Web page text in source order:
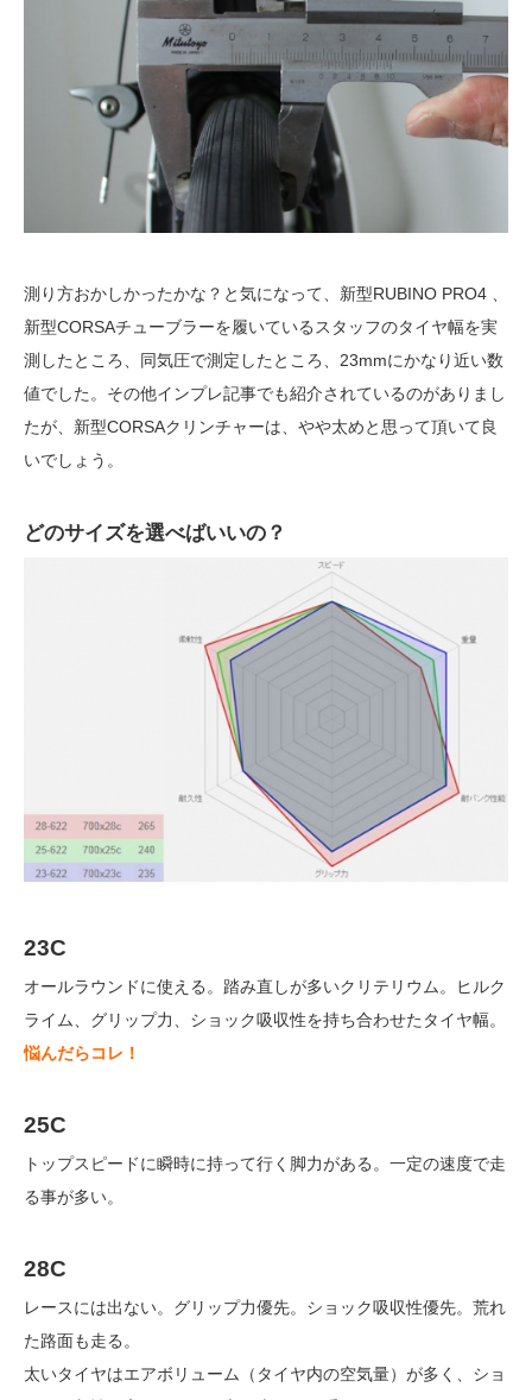
測り方おかしかったかな？と気になって、新型RUBINO PRO4 、
新型CORSAチューブラーを履いているスタッフのタイヤ幅を実
測したところ、同気圧で測定したところ、23mmにかなり近い数
値でした。その他インプレ記事でも紹介されているのがありまし
たが、新型CORSAクリンチャーは、やや太めと思って頂いて良
いでしょう。
どのサイズを選べばいいの？
23C
オールラウンドに使える。踏み直しが多いクリテリウム。ヒルク
ライム、グリップ力、ショック吸収性を持ち合わせたタイヤ幅。
悩んだらコレ！
25C
トップスピードに瞬時に持って行く脚力がある。一定の速度で走
る事が多い。
28C
レースには出ない。グリップ力優先。ショック吸収性優先。荒れ
た路面も走る。
太いタイヤはエアボリューム（タイヤ内の空気量）が多く、ショ